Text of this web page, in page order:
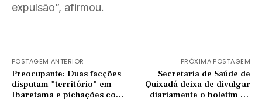
expulsão”, afirmou.
POSTAGEM ANTERIOR
Preocupante: Duas facções
disputam "território" em
Ibaretama e pichações com
PRÓXIMA POSTAGEM
Secretaria de Saúde de
Quixadá deixa de divulgar
diariamente o boletim da